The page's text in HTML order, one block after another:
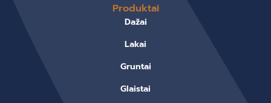
Produktai
Dažai
Lakai
Gruntai
Glaistai